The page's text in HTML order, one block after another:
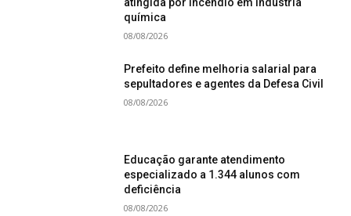
química
08/08/2026
Prefeito define melhoria salarial para
sepultadores e agentes da Defesa Civil
08/08/2026
Educação garante atendimento
especializado a 1.344 alunos com
deficiência
08/08/2026